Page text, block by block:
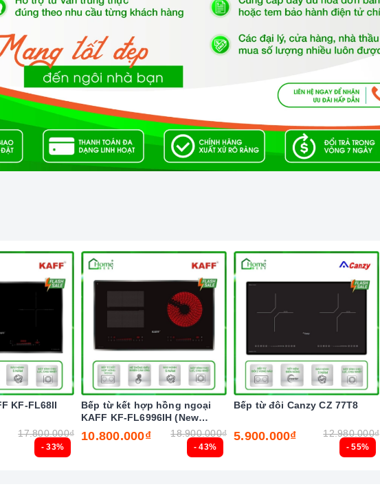
- 33%
KF-FL68II
17.800.000₫
- 43%
Bếp từ kết hợp hồng ngoại
KAFF KF-FL6996IH (New
2025)
10.800.000₫ 18.900.000₫
- 55%
Bếp từ đôi Canzy CZ 77T8
5.900.000₫ 12.980.000₫